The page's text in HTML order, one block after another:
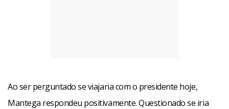
Ao ser perguntado se viajaria com o presidente hoje,
Mantega respondeu positivamente. Questionado se iria